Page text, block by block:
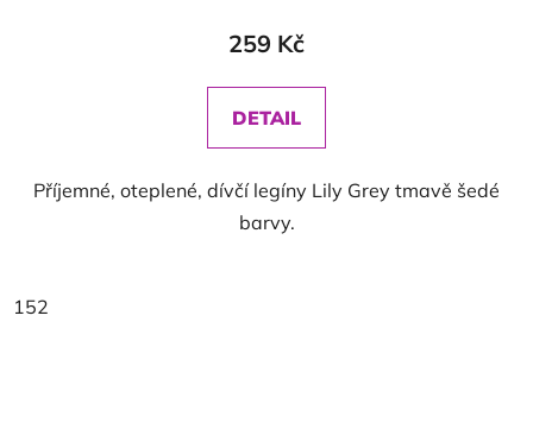
259 Kč
DETAIL
Příjemné, oteplené, dívčí legíny Lily Grey tmavě šedé
barvy.
152